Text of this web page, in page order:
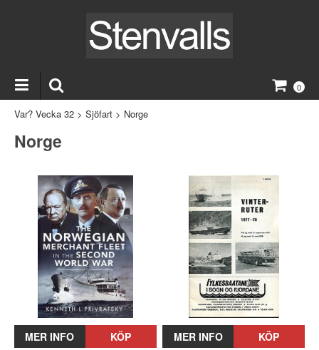
0
Var? Vecka 32 > Sjöfart > Norge
Norge
MER INFO KÖP MER INFO KÖP